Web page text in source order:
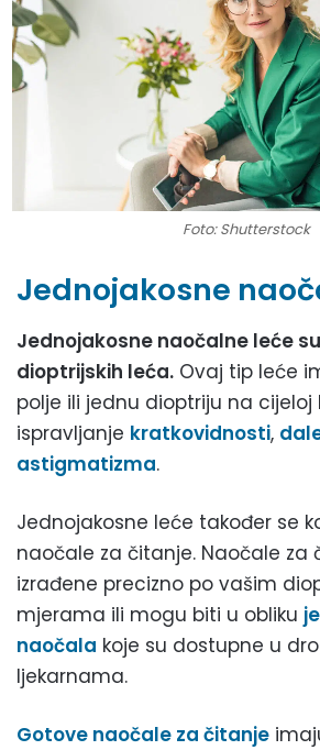
Foto: Shutterstock
Jednojakosne
Jednojakosne naočalne leće
dioptrijskih leća. Ovaj tip leće
polje ili jednu dioptriju na cijeloj
ispravljanje kratkovidnosti,
astigmatizma.
Jednojakosne leće također se
naočale za čitanje. Naočale za
izrađene precizno po vašim
mjerama ili mogu biti u obliku
naočala koje su dostupne u
ljekarnama.
Gotove naočale za čitanje